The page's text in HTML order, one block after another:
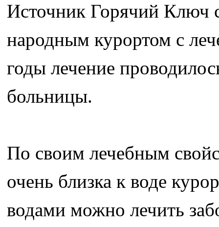
Источник Горячий Ключ
народным курортом с
годы лечение
больницы.
По своим лечебным
очень близка к воде
водами можно лечить